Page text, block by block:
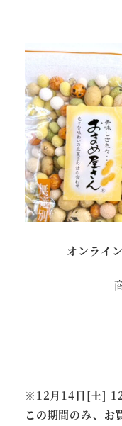
オンライ
※12月14日[土]
この期間のみ、お